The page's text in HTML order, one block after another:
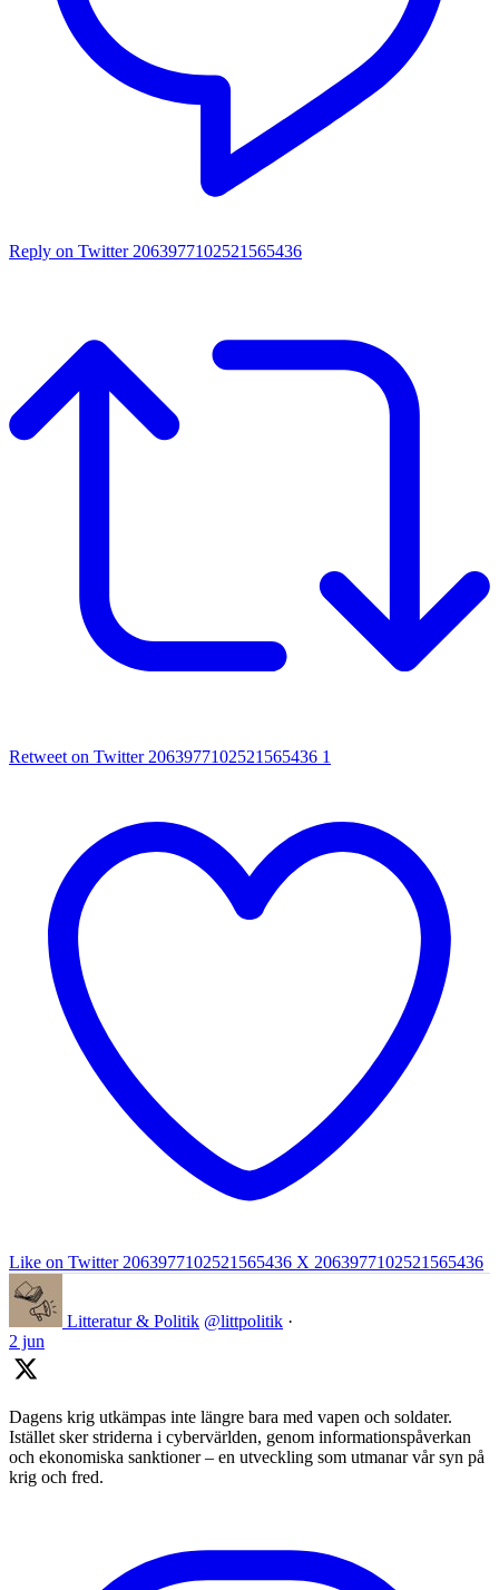
Reply on Twitter 2063977102521565436
Retweet on Twitter 2063977102521565436 1
Like on Twitter 2063977102521565436 X 2063977102521565436
Litteratur & Politik @littpolitik ·
2 jun
Dagens krig utkämpas inte längre bara med vapen och soldater.
Istället sker striderna i cybervärlden, genom informationspåverkan
och ekonomiska sanktioner – en utveckling som utmanar vår syn på
krig och fred.